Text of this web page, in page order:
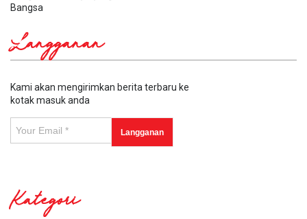
Bangsa
Langganan
Kami akan mengirimkan berita terbaru ke
kotak masuk anda
Kategori